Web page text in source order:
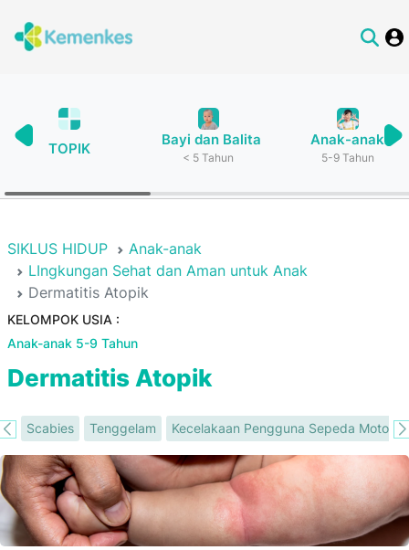
TOPIK
Bayi dan Balita
< 5 Tahun
Anak-anak
5-9 Tahun
SIKLUS HIDUP
Anak-anak
LIngkungan Sehat dan Aman untuk Anak
Dermatitis Atopik
KELOMPOK USIA :
Anak-anak 5-9 Tahun
Dermatitis Atopik
Scabies Tenggelam Kecelakaan Pengguna Sepeda Motor